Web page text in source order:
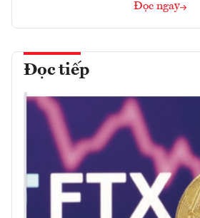
Đọc ngay
Đọc tiếp